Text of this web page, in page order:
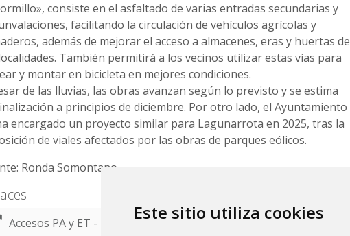
Este sitio utiliza cookies
consiste en el asfaltado de varias entradas secundarias y
facilitando la circulación de vehículos agrícolas y
además de mejorar el acceso a almacenes, eras y huertas de
También permitirá a los vecinos utilizar estas vías para
y montar en bicicleta en mejores condiciones.
de las lluvias, las obras avanzan según lo previsto y se estima
a principios de diciembre. Por otro lado, el Ayuntamiento
encargado un proyecto similar para Lagunarrota en 2025, tras la
de viales afectados por las obras de parques eólicos.
Ronda Somontano.
Accesos PA y ET - Ronda